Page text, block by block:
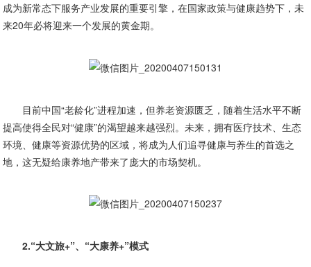
成为新常态下服务产业发展的重要引擎，在国家政策与健康趋势下，未
来20年必将迎来一个发展的黄金期。
目前中国“老龄化”进程加速，但养老资源匮乏，随着生活水平不断
提高使得全民对“健康”的渴望越来越强烈。未来，拥有医疗技术、生态
环境、健康等资源优势的区域，将成为人们追寻健康与养生的首选之
地，这无疑给康养地产带来了庞大的市场契机。
2.“大文旅+”、“大康养+”模式